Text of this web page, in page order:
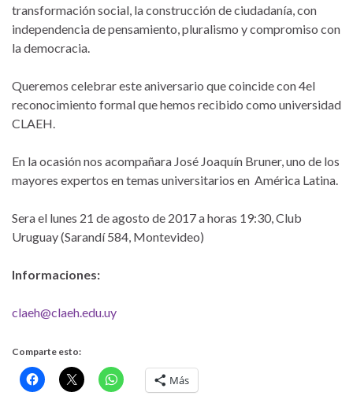
transformación social, la construcción de ciudadanía, con
independencia de pensamiento, pluralismo y compromiso con
la democracia.
Queremos celebrar este aniversario que coincide con 4el
reconocimiento formal que hemos recibido como universidad
CLAEH.
En la ocasión nos acompañara José Joaquín Bruner, uno de los
mayores expertos en temas universitarios en América Latina.
Sera el lunes 21 de agosto de 2017 a horas 19:30, Club
Uruguay (Sarandí 584, Montevideo)
Informaciones:
claeh@claeh.edu.uy
Comparte esto:
Más